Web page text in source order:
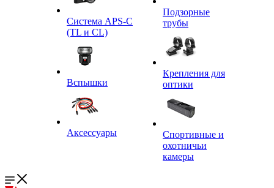
Система APS-C
(TL и CL)
Вспышки
Аксессуары
Подзорные
трубы
Крепления для
оптики
Спортивные и
охотничьи
камеры